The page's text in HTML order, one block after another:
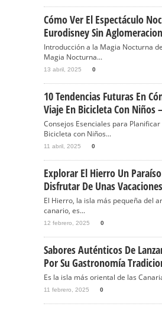
Cómo Ver El Espectáculo
Eurodisney Sin
Introducción a la Magia Nocturna
Magia Nocturna...
13 abril, 2025 0
10 Tendencias Futuras En
Viaje En Bicicleta Con Niños
Consejos Esenciales para
Bicicleta con Niños...
11 abril, 2025 0
Explorar El Hierro Un
Disfrutar De Unas
El Hierro, la isla más pequeña del
canario, es...
12 febrero, 2025 0
Sabores Auténticos De
Por Su Gastronomía
Es la isla más oriental de las
11 febrero, 2025 0